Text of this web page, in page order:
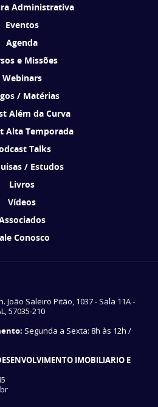
Administrativa
Eventos
Agenda
e Missões
Webinars
/ Matérias
Além da Curva
Alta Temporada
Talks
/ Estudos
Livros
Vídeos
Conosco
João Saleiro Pitão, 1037 - Sala 11A -
57035-210
Segunda a Sexta: 8h às 12h /
IMOBILIARIO E